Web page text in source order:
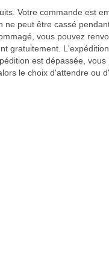
Votre commande est
ne peut être cassé
vous pouvez
gratuitement.
est dépassée, vous
le choix d'attendre ou